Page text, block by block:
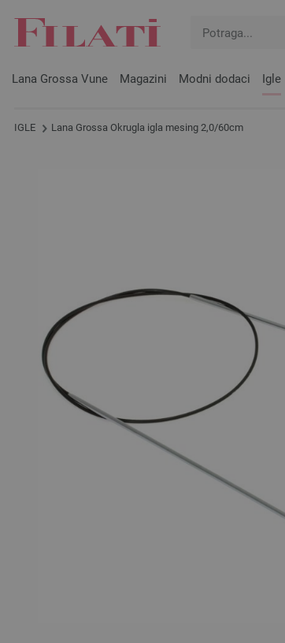
Lana Grossa Vune Magazini Modni dodaci Igle
IGLE Lana Grossa Okrugla igla mesing 2,0/60cm